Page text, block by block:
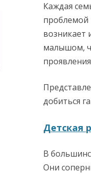
Каждая
проблемой
возникает
малышом,
добиться
Детская
В
Они